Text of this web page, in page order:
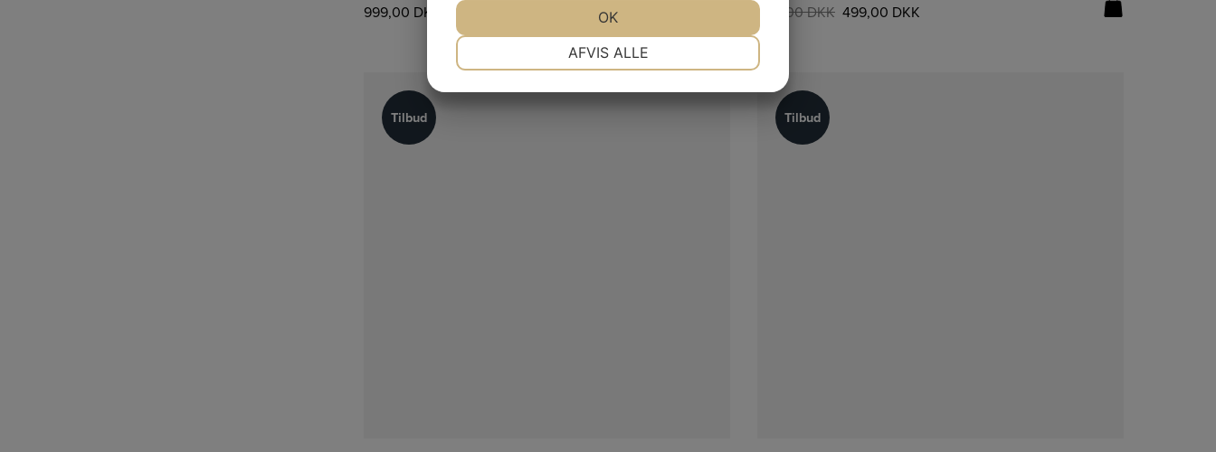
999,00 DKK 899,00DKK 499,00 DKK
Tilbud
Tilbud
Tilbud
Tilbud
AFVIS ALLE
OK